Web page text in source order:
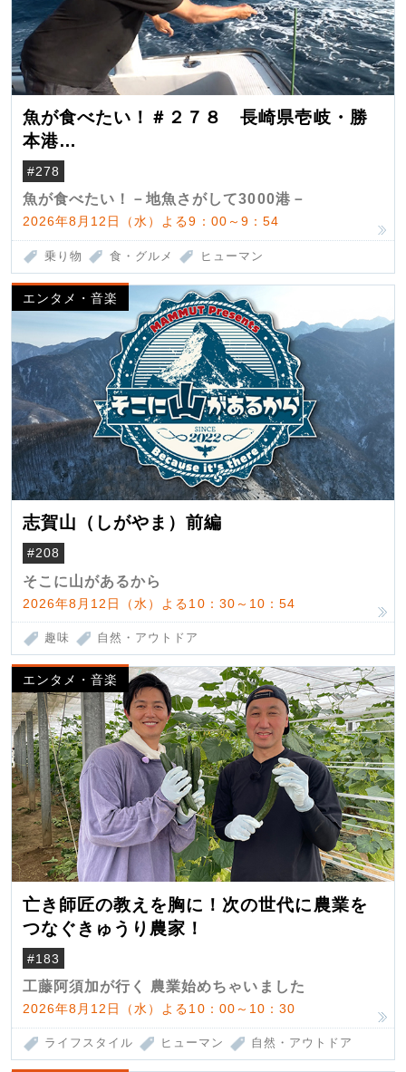
魚が食べたい！＃２７８ 長崎県壱岐・勝
本港
（クロマグロ）
#278
魚が食べたい！－地魚さがして3000港－
2026年8月12日（水）よる9：00～9：54
乗り物 食・グルメ ヒューマン
エンタメ・音楽
志賀山（しがやま）前編
#208
そこに山があるから
2026年8月12日（水）よる10：30～10：54
趣味 自然・アウトドア
エンタメ・音楽
亡き師匠の教えを胸に！次の世代に農業を
つなぐきゅうり農家！
#183
工藤阿須加が行く 農業始めちゃいました
2026年8月12日（水）よる10：00～10：30
ライフスタイル ヒューマン 自然・アウトドア